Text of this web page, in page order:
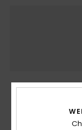
recyclées*
contenu